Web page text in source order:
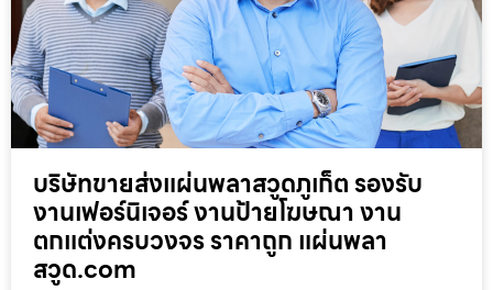
บริษัทขายส่งแผ่นพลาสวูดภูเก็ต รองรับ
งานเฟอร์นิเจอร์ งานป้ายโฆษณา งาน
ตกแต่งครบวงจร ราคาถูก แผ่นพลา
สวูด.com